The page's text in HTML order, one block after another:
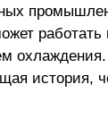
история,